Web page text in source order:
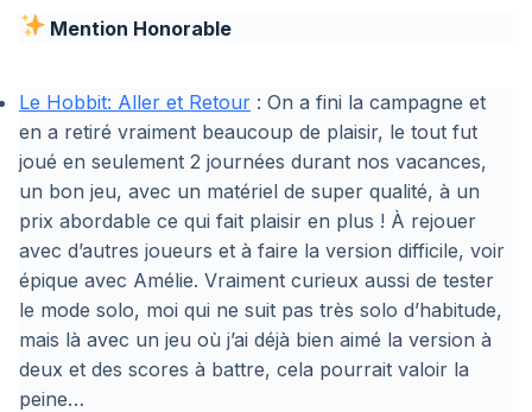
Mention Honorable
Le Hobbit: Aller et Retour : On a fini la campagne et
en a retiré vraiment beaucoup de plaisir, le tout fut
joué en seulement 2 journées durant nos vacances,
un bon jeu, avec un matériel de super qualité, à un
prix abordable ce qui fait plaisir en plus ! À rejouer
avec d’autres joueurs et à faire la version difficile, voir
épique avec Amélie. Vraiment curieux aussi de tester
le mode solo, moi qui ne suit pas très solo d’habitude,
mais là avec un jeu où j’ai déjà bien aimé la version à
deux et des scores à battre, cela pourrait valoir la
peine…